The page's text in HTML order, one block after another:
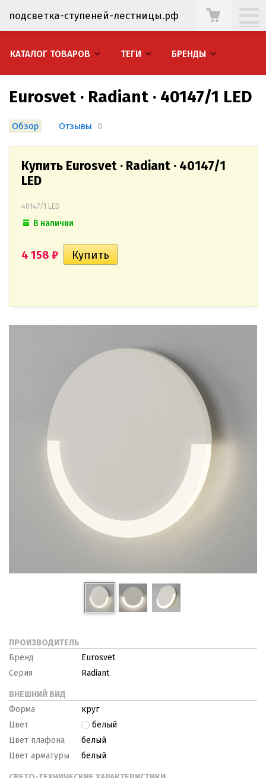
подсветка-ступеней-лестницы.рф
КАТАЛОГ ТОВАРОВ ТЕГИ БРЕНДЫ
Eurosvet · Radiant · 40147/1 LED
Обзор Отзывы 0
Купить Eurosvet · Radiant · 40147/1
LED
40147/1 LED
В наличии
4 158 ₽
ПРОИЗВОДИТЕЛЬ
Бренд
Eurosvet
Серия
Radiant
ВНЕШНИЙ ВИД
Форма
круг
Цвет
белый
Цвет плафона
белый
Цвет арматуры
белый